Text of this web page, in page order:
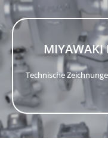
Modell
Integriertes
MM04P
Technische